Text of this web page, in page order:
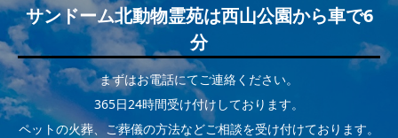
サンドーム北動物霊苑は西山公園から車で6
分
まずはお電話にてご連絡ください。
365日24時間受け付けしております。
ペットの火葬、ご葬儀の方法などご相談を受け付けております。